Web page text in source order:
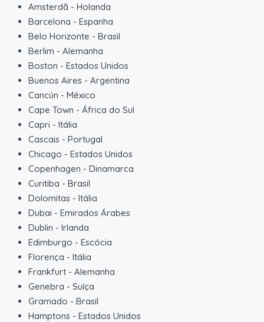
Amsterdã - Holanda
Barcelona - Espanha
Belo Horizonte - Brasil
Berlim - Alemanha
Boston - Estados Unidos
Buenos Aires - Argentina
Cancún - México
Cape Town - África do Sul
Capri - Itália
Cascais - Portugal
Chicago - Estados Unidos
Copenhagen - Dinamarca
Curitiba - Brasil
Dolomitas - Itália
Dubai - Emirados Árabes
Dublin - Irlanda
Edimburgo - Escócia
Florença - Itália
Frankfurt - Alemanha
Genebra - Suíça
Gramado - Brasil
Hamptons - Estados Unidos